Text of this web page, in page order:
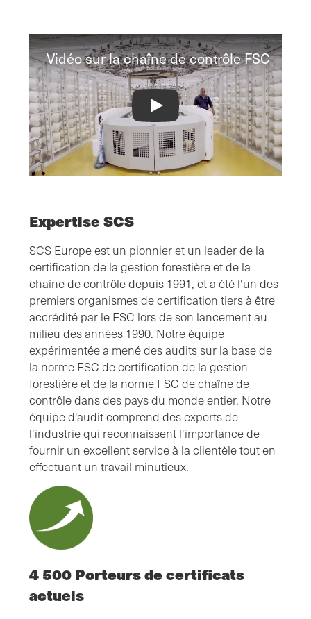
Vidéo sur la chaîne de contrôle FSC
FSC® Chain of Custody Video
Expertise SCS
SCS Europe est un pionnier et un leader de la
certification de la gestion forestière et de la
chaîne de contrôle depuis 1991, et a été l'un des
premiers organismes de certification tiers à être
accrédité par le FSC lors de son lancement au
milieu des années 1990. Notre équipe
expérimentée a mené des audits sur la base de
la norme FSC de certification de la gestion
forestière et de la norme FSC de chaîne de
contrôle dans des pays du monde entier. Notre
équipe d'audit comprend des experts de
l'industrie qui reconnaissent l'importance de
fournir un excellent service à la clientèle tout en
effectuant un travail minutieux.
4 500 Porteurs de certificats
actuels